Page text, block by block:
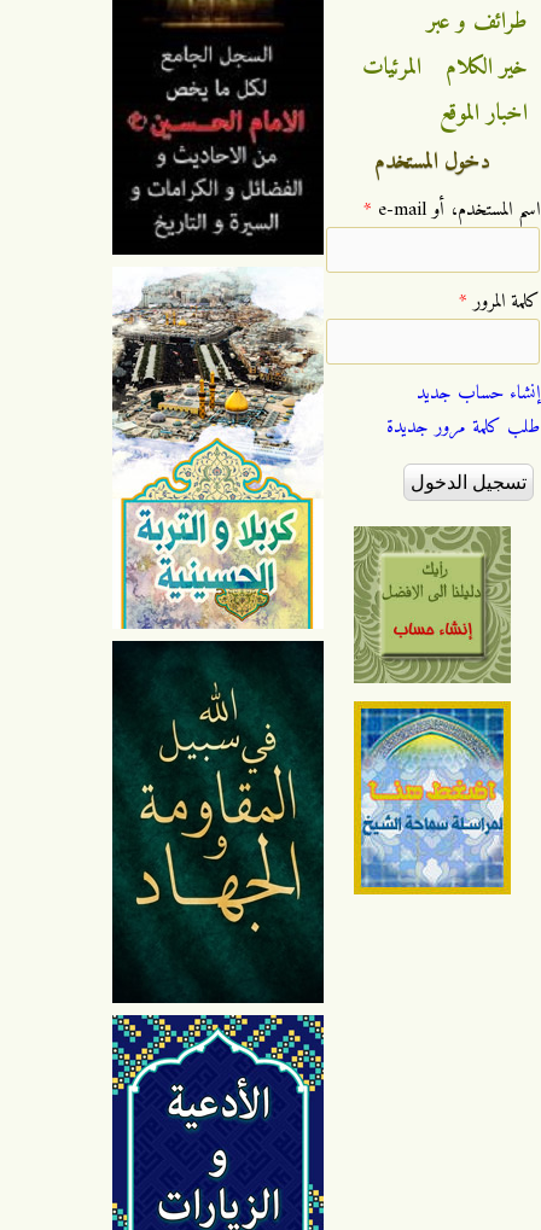
طرائف و عبر
خير الكلام
المرئيات
اخبار الموقع
دخول المستخدم
‏اسم المستخدم، أو e-mail ‏ *
‏كلمة المرور ‏*
إنشاء حساب جديد
طلب كلمة مرور جديدة